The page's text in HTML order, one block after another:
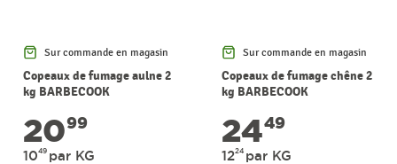
Sur commande en magasin
Copeaux de fumage aulne 2
kg BARBECOOK
2099
1049 par KG
Sur commande en magasin
Copeaux de fumage chêne 2
kg BARBECOOK
2449
1224 par KG